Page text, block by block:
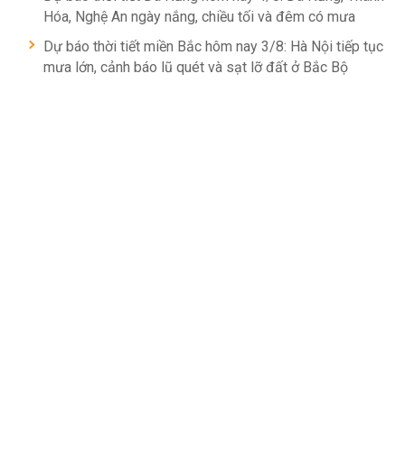
Hóa, Nghệ An ngày nắng, chiều tối và đêm có mưa
Dự báo thời tiết miền Bắc hôm nay 3/8: Hà Nội tiếp tục
mưa lớn, cảnh báo lũ quét và sạt lỡ đất ở Bắc Bộ